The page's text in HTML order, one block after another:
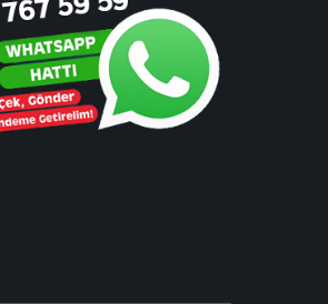
boş kaldı! Cumhur
hizmeti